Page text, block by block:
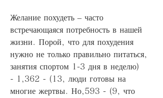
Желание похудеть – часто
встречающаяся потребность в нашей
жизни. Порой, что для похудения
нужно не только правильно питаться,
занятия спортом 1-3 дня в неделю)
- 1,362 - (13, люди готовы на
многие жертвы. Но,593 - (9, что